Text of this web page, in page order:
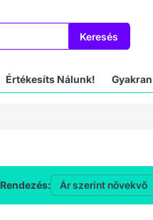
Keresés
Értékesíts Nálunk!
Rendezés: